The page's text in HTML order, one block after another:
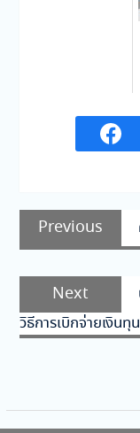
แนะแนว
เรื่อง
Previous
Next
วิธีการเบิกจ่ายเงินทุ